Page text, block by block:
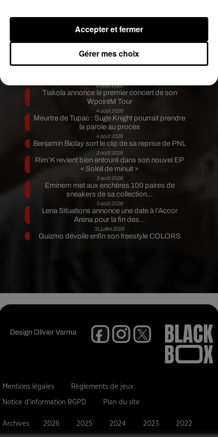
Publié : 11 novembre 2020 à 16h20 par A.L.
28 ans.
Russ frappe fort avec son nouveau single «
5 août 2026
Tiakola annonce le premier concert de son
WpointM Tour
4 août 2026
Meurtre de Tupac : Suge Knight pourrait prendre
la parole au procès
4 août 2026
Benjamin Biolay sort le clip de sa reprise de PNL
3 août 2026
Rim’K revient bien entouré dans son nouvel EP
« Soleil de minuit »
3 août 2026
Eminem met aux enchères 100 paires de
sneakers de sa collection...
3 août 2026
Lena Situations annonce une date à l’Accor
Arena pour la fin des...
31 juillet 2026
Guizmo dévoile enfin son freestyle COLORS
DesignOlivier Varma
Mentions légales Règlements de jeux
Notice d'information RGPD Plan du site
Archives 2026 2025 2024 2023 2022
Gérer mes choix
Accepter et fermer